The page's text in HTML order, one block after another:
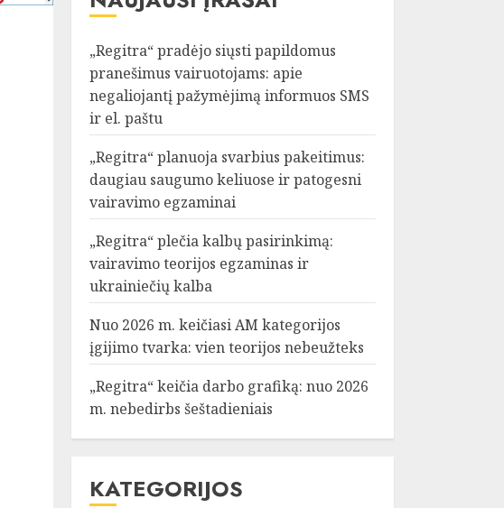
„Regitra“ pradėjo siųsti papildomus
pranešimus vairuotojams: apie
negaliojantį pažymėjimą informuos SMS
ir el. paštu
„Regitra“ planuoja svarbius pakeitimus:
daugiau saugumo keliuose ir patogesni
vairavimo egzaminai
„Regitra“ plečia kalbų pasirinkimą:
vairavimo teorijos egzaminas ir
ukrainiečių kalba
Nuo 2026 m. keičiasi AM kategorijos
įgijimo tvarka: vien teorijos nebeužteks
„Regitra“ keičia darbo grafiką: nuo 2026
m. nebedirbs šeštadieniais
KATEGORIJOS